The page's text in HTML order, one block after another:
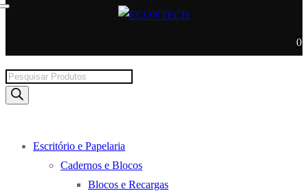
0
Products
search
Escritório e Papelaria
Cadernos e Blocos
Blocos e Recargas